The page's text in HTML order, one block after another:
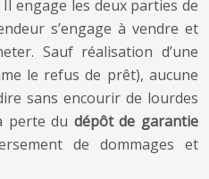
engage les deux parties de
s’engage à vendre et
Sauf réalisation d’une
le refus de prêt), aucune
sans encourir de lourdes
perte du dépôt de garantie
de dommages et